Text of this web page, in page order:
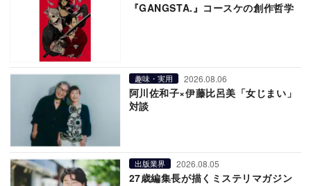
『GANGSTA.』コースケの創作哲学
趣味・実用 2026.08.06
阿川佐和子×伊藤比呂美「女じまい」
対談
出版業界 2026.08.05
27歳編集長が描くミステリマガジン